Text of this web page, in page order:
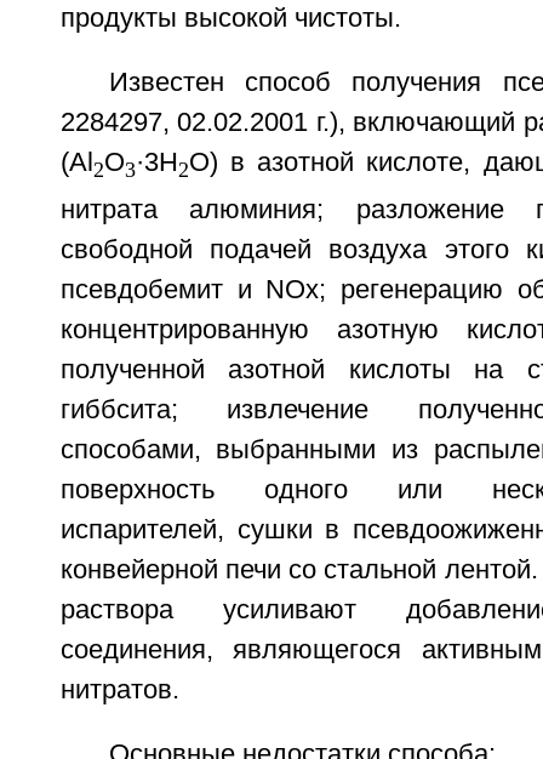
продукты высокой чистоты.
Известен способ получения
2284297, 02.02.2001 г.), включающий
(Аl 2O3·3Н2O) в азотной кислоте,
нитрата алюминия; разложение
свободной подачей воздуха этого
псевдобемит и NOx; регенерацию
концентрированную азотную
полученной азотной кислоты на
гиббсита; извлечение
способами, выбранными из
поверхность одного или
испарителей, сушки в
конвейерной печи со стальной
раствора усиливают
соединения, являющегося
нитратов.